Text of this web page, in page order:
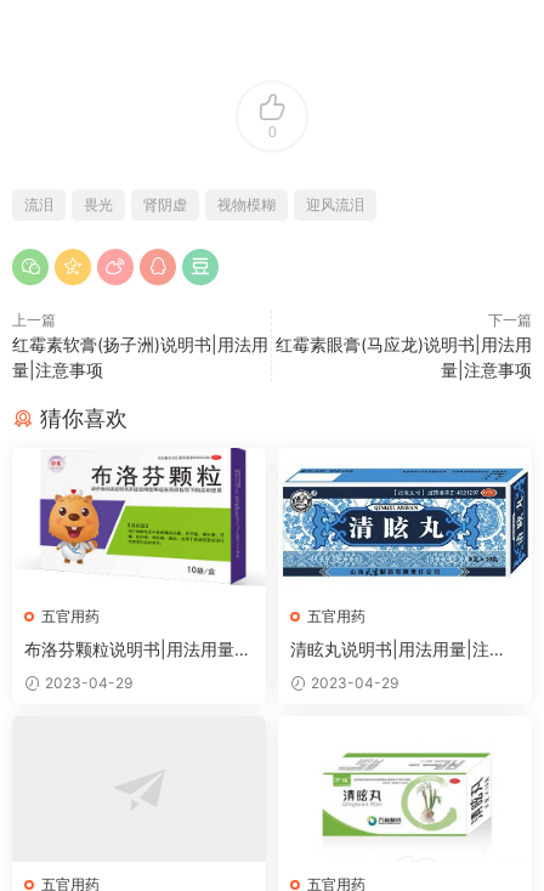
0
流泪 畏光 肾阴虚 视物模糊 迎风流泪
上一篇
红霉素软膏(扬子洲)说明书|用法用
量|注意事项
下一篇
红霉素眼膏(马应龙)说明书|用法用
量|注意事项
猜你喜欢
五官用药
布洛芬颗粒说明书|用法用量|
注意事项
2023-04-29
五官用药
清眩丸说明书|用法用量|注意
事项2023-04-29
五官用药 五官用药